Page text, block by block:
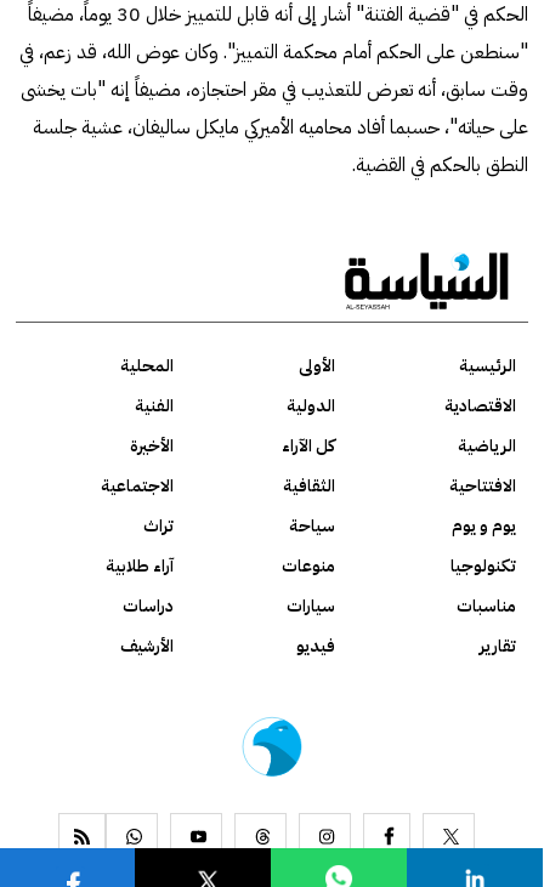
الحكم في "قضية الفتنة" أشار إلى أنه قابل للتمييز خلال 30 يوماً، مضيفاً
"سنطعن على الحكم أمام محكمة التمييز". وكان عوض الله، قد زعم، في
وقت سابق، أنه تعرض للتعذيب في مقر احتجازه، مضيفاً إنه "بات يخشى
على حياته"، حسبما أفاد محاميه الأميركي مايكل ساليفان، عشية جلسة
النطق بالحكم في القضية.
الرئيسية الأولى
المحلية
الاقتصادية
الدولية
الفنية
الرياضية
كل الآراء
الأخيرة
الافتتاحية
الثقافية
الاجتماعية
يوم و يوم
سياحة
تراث
تكنولوجيا
منوعات
آراء طلابية
مناسبات
سيارات
دراسات
تقارير
فيديو الأرشيف